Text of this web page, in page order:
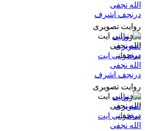
روایت تصویری
سخنرانی ایت
الله نجفی
درنجف...
روایت تصویری
سخنرانی ایت
الله نجفی
درنجف...